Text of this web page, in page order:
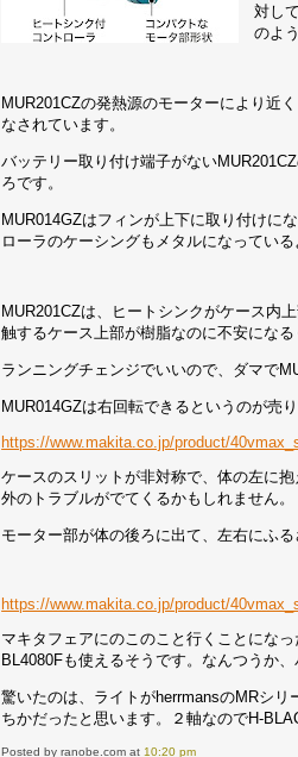
対し
のよ
MUR201CZの発熱源のモーターにより近
なされています。
バッテリー取り付け端子がない
ろです。
MUR014GZはフィンが上下に取り付けに
ローラのケーシングもメタルになっている
MUR201CZは、ヒートシンクがケース内
触するケース上部が樹脂なのに不安にな
ランニングチェンジでいいので、ダマで
MUR014GZは右回転できるというのが売
https://www.makita.co.jp/product/
ケースのスリットが非対称で、体の左に
外のトラブルがでてくるかもしれません。
モーター部が体の後ろに出て、左右にふ
https://www.makita.co.jp/product/
マキタフェアにのこのこと行くことにな
BL4080Fも使えるそうです。なんつうか、
驚いたのは、ライトがherrmansのMRシリ
ちかだったと思います。２軸なのでH-
Posted byranobe.com at 10:20 pm